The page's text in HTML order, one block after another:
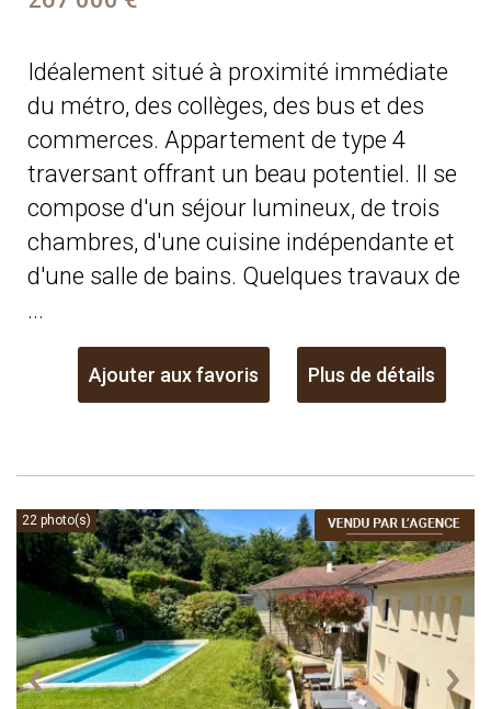
Idéalement situé à proximité immédiate
du métro, des collèges, des bus et des
commerces. Appartement de type 4
traversant offrant un beau potentiel. Il se
compose d'un séjour lumineux, de trois
chambres, d'une cuisine indépendante et
d'une salle de bains. Quelques travaux de
...
Ajouter aux favoris Plus de détails
22 photo(s)